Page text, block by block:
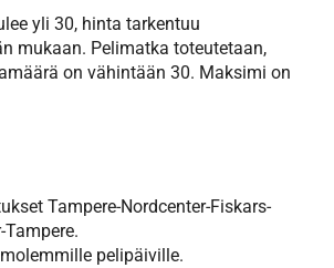
yli 30, hinta tarkentuu
mukaan. Pelimatka toteutetaan,
on vähintään 30. Maksimi on
Tampere-Nordcenter-Fiskars-
Tampere.
pelipäiville.